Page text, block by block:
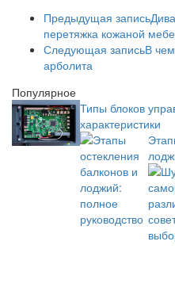
Предыдущая запись
перетяжка кожаной
Следующая записьВ
арболита
Популярное
Типы блоков
характеристики